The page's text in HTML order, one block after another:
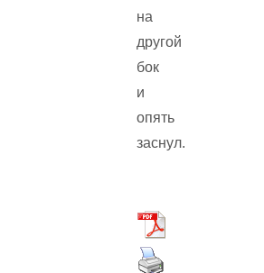
на
другой
бок
и
опять
заснул.